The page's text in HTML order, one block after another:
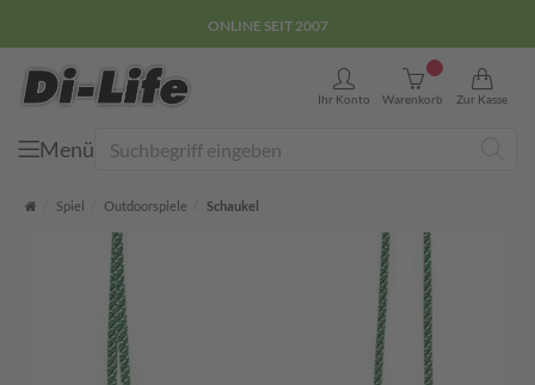
ONLINE SEIT 2007
Ihr Konto Warenkorb
0
Zur Kasse
Menü
Startseite
Spiel Outdoorspiele Schaukel